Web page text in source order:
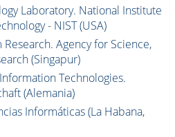
Laboratory. National Institute
- NIST (USA)
Agency for Science,
(Singapur)
Technologies.
(Alemania)
Informáticas (La Habana,